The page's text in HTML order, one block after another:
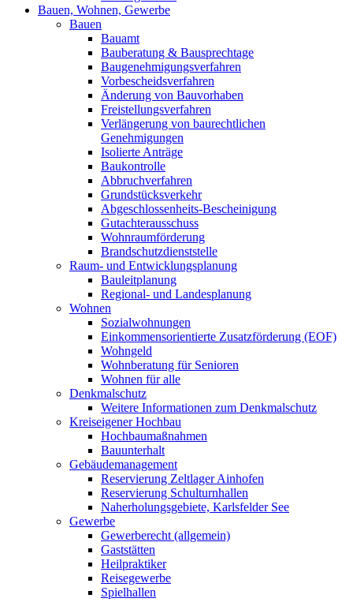
Bauen, Wohnen, Gewerbe
Bauen
Bauamt
Bauberatung & Bausprechtage
Baugenehmigungsverfahren
Vorbescheidsverfahren
Änderung von Bauvorhaben
Freistellungsverfahren
Verlängerung von baurechtlichen
Genehmigungen
Isolierte Anträge
Baukontrolle
Abbruchverfahren
Grundstücksverkehr
Abgeschlossenheits-Bescheinigung
Gutachterausschuss
Wohnraumförderung
Brandschutzdienststelle
Raum- und Entwicklungsplanung
Bauleitplanung
Regional- und Landesplanung
Wohnen
Sozialwohnungen
Einkommensorientierte Zusatzförderung (EOF)
Wohngeld
Wohnberatung für Senioren
Wohnen für alle
Denkmalschutz
Weitere Informationen zum Denkmalschutz
Kreiseigener Hochbau
Hochbaumaßnahmen
Bauunterhalt
Gebäudemanagement
Reservierung Zeltlager Ainhofen
Reservierung Schulturnhallen
Naherholungsgebiete, Karlsfelder See
Gewerbe
Gewerberecht (allgemein)
Gaststätten
Heilpraktiker
Reisegewerbe
Spielhallen